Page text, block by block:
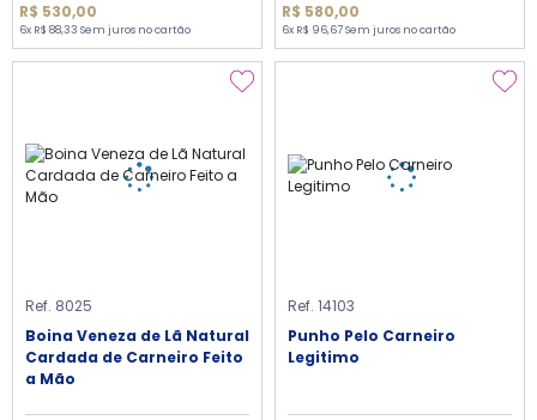
R$ 530,00
6x R$ 88,33 Sem juros no cartão
R$ 580,00
6x R$ 96,67 Sem juros no cartão
Ref. 8025
Boina Veneza de Lã Natural
Cardada de Carneiro Feito
a Mão
Ref. 14103
Punho Pelo Carneiro
Legitimo